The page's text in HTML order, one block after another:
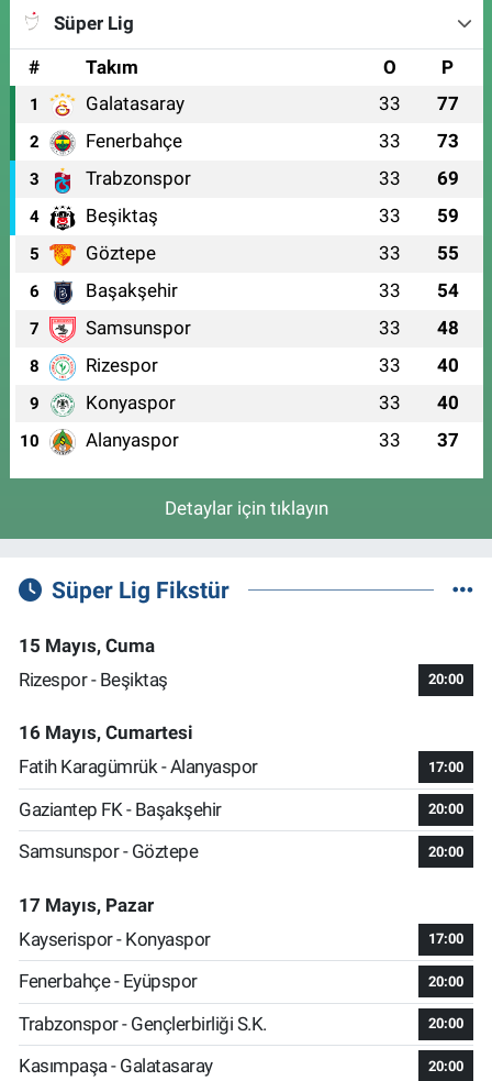
Süper Lig
#
Takım O P
1 Galatasaray 33 77
2 Fenerbahçe 33 73
3 Trabzonspor 33 69
4 Beşiktaş 33 59
5 Göztepe 33 55
6 Başakşehir 33 54
7 Samsunspor 33 48
8 Rizespor 33 40
9 Konyaspor 33 40
10 Alanyaspor 33 37
Detaylar için tıklayın
Süper Lig Fikstür
15 Mayıs, Cuma
Rizespor - Beşiktaş
20:00
16 Mayıs, Cumartesi
Fatih Karagümrük - Alanyaspor
17:00
Gaziantep FK - Başakşehir 20:00
Samsunspor - Göztepe 20:00
17 Mayıs, Pazar
Kayserispor - Konyaspor
17:00
Fenerbahçe - Eyüpspor 20:00
Trabzonspor - Gençlerbirliği S.K. 20:00
Kasımpaşa - Galatasaray 20:00